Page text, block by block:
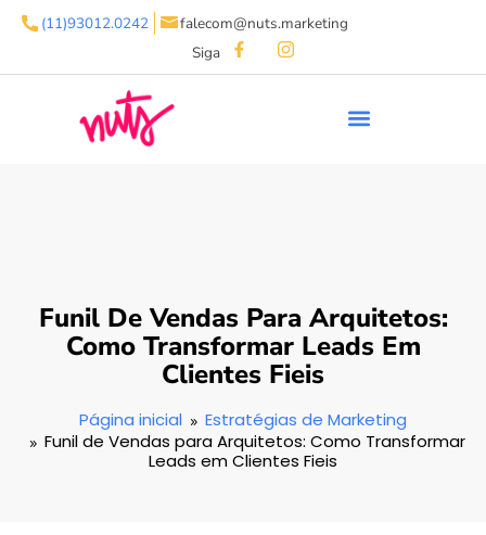
(11)93012.0242
falecom@nuts.marketing
Siga
Funil De Vendas Para Arquitetos:
Como Transformar Leads Em
Clientes Fieis
Página inicial
Estratégias de Marketing
Funil de Vendas para Arquitetos: Como Transformar
Leads em Clientes Fieis